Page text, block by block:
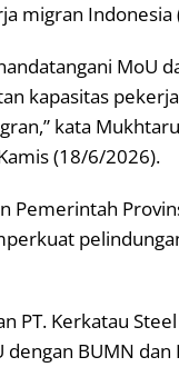
migran Indonesia
MoU
kapasitas
kata
(18/6/2026).
Pemerintah
PT. Kerkatau
BUMN